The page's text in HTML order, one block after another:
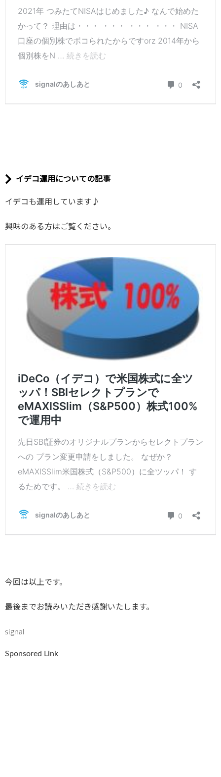
イデコ運用についての記事
イデコも運用しています♪
興味のある方はご覧ください。
今回は以上です。
最後までお読みいただき感謝いたします。
signal
Sponsored Link